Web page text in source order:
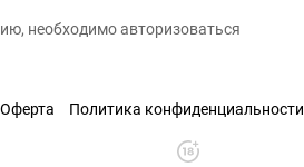
необходимо авторизоваться
Оферта Политика конфиденциальности